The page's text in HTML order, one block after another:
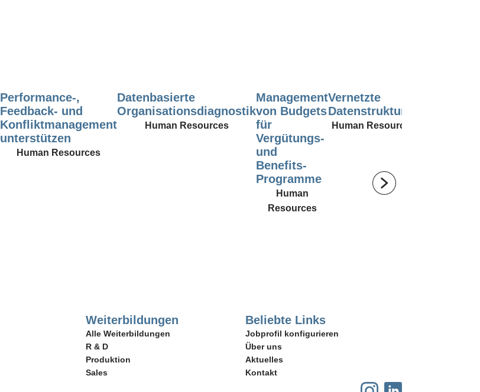
Performance-,
Feedback- und
Konfliktmanagement
unterstützen
Human Resources
Datenbasierte
Organisationsdiagnostik
Human Resources
Management
von Budgets
für
Vergütungs-
und
Benefits-
Programme
Human
Resources
Vernetzte
Datenstrukturen
Human Resources
Weiterbildungen
Alle Weiterbildungen
R & D
Produktion
Sales
Beliebte Links
Jobprofil konfigurieren
Über uns
Aktuelles
Kontakt